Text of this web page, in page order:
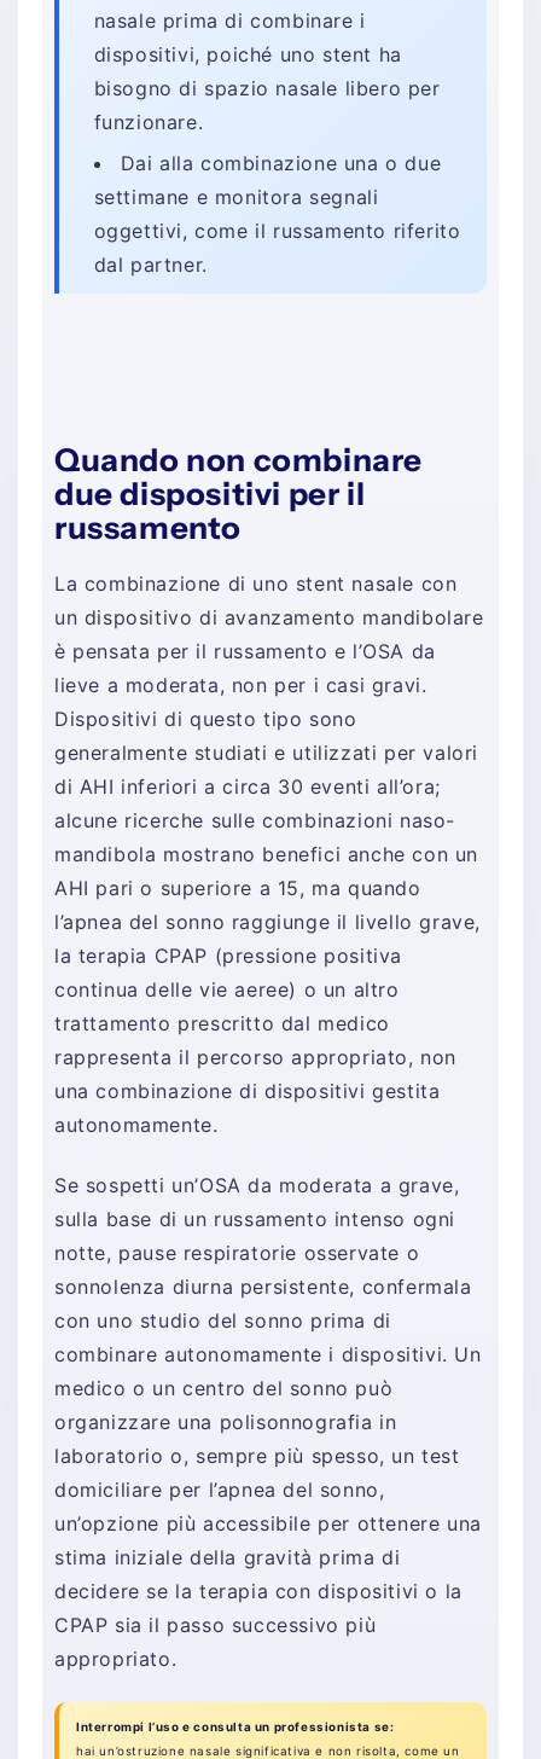
nasale prima di combinare i
dispositivi, poiché uno stent ha
bisogno di spazio nasale libero per
funzionare.
Dai alla combinazione una o due
settimane e monitora segnali
oggettivi, come il russamento riferito
dal partner.
Quando non combinare
due dispositivi per il
russamento
La combinazione di uno stent nasale con
un dispositivo di avanzamento mandibolare
è pensata per il russamento e l’OSA da
lieve a moderata, non per i casi gravi.
Dispositivi di questo tipo sono
generalmente studiati e utilizzati per valori
di AHI inferiori a circa 30 eventi all’ora;
alcune ricerche sulle combinazioni naso-
mandibola mostrano benefici anche con un
AHI pari o superiore a 15, ma quando
l’apnea del sonno raggiunge il livello grave,
la terapia CPAP (pressione positiva
continua delle vie aeree) o un altro
trattamento prescritto dal medico
rappresenta il percorso appropriato, non
una combinazione di dispositivi gestita
autonomamente.
Se sospetti un’OSA da moderata a grave,
sulla base di un russamento intenso ogni
notte, pause respiratorie osservate o
sonnolenza diurna persistente, confermala
con uno studio del sonno prima di
combinare autonomamente i dispositivi. Un
medico o un centro del sonno può
organizzare una polisonnografia in
laboratorio o, sempre più spesso, un test
domiciliare per l’apnea del sonno,
un’opzione più accessibile per ottenere una
stima iniziale della gravità prima di
decidere se la terapia con dispositivi o la
CPAP sia il passo successivo più
appropriato.
Interrompi l’uso e consulta un professionista se:
hai un’ostruzione nasale significativa e non risolta, come un